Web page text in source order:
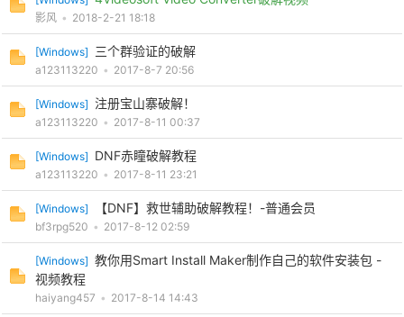
cn
影风 • 2018-2-21 18:18
[Windows] 三个群验证的破解
a123113220 • 2017-8-7 20:56
[Windows] 注册宝山寨破解！
a123113220 • 2017-8-11 00:37
[Windows] DNF赤瞳破解教程
a123113220 • 2017-8-11 23:21
[Windows] 【DNF】救世辅助破解教程！-普通会员
bf3rpg520 • 2017-8-12 02:59
[Windows] 教你用Smart Install Maker制作自己的软件安装包 -
视频教程
haiyang457 • 2017-8-14 14:43